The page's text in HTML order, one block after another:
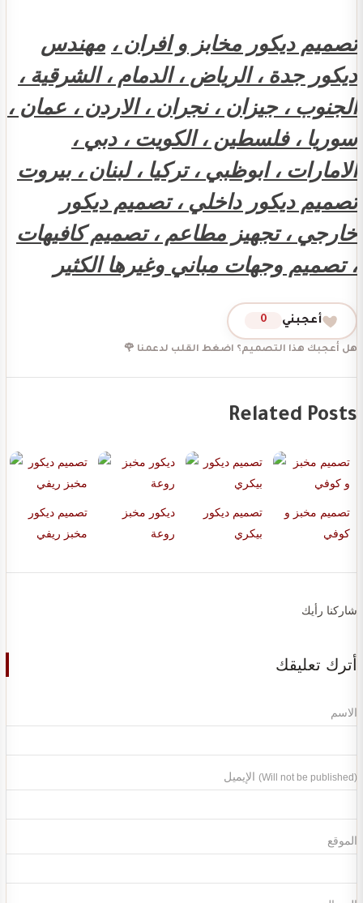
تصميم ديكور مخابز و افران ، مهندس
ديكور جدة ، الرياض ، الدمام ، الشرقية ،
الجنوب ، جيزان ، نجران ، الاردن ، عمان ،
سوريا ، فلسطين ، الكويت ، دبي ،
الامارات ، ابوظبي ، تركيا ، لبنان ، بيروت
تصميم ديكور داخلي ، تصميم ديكور
خارجي ، تجهيز مطاعم ، تصميم كافيهات
، تصميم وجهات مباني وغيرها الكثير
أعجبني 0
هل أعجبك هذا التصميم؟ اضغط القلب لدعمنا 🌹
Related Posts
تصميم ديكور
مخبز ريفي
ديكور مخبز
روعة
تصميم ديكور
بيكري
تصميم مخبز و
كوفي
شاركنا رأيك
أترك تعليقك
الاسم
(Will not be published)
الموقع